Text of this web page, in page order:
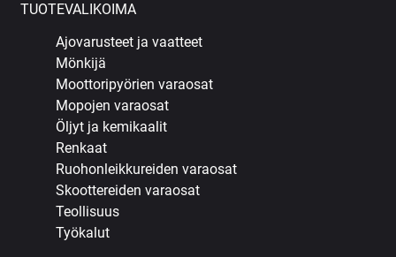
TUOTEVALIKOIMA
Ajovarusteet ja vaatteet
Mönkijä
Moottoripyörien varaosat
Mopojen varaosat
Öljyt ja kemikaalit
Renkaat
Ruohonleikkureiden varaosat
Skoottereiden varaosat
Teollisuus
Työkalut